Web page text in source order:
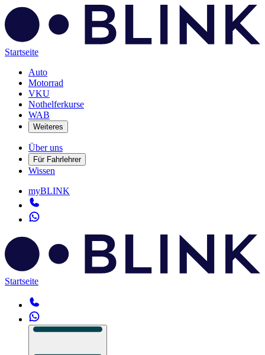
Startseite
Auto
Motorrad
VKU
Nothelferkurse
WAB
Weiteres
Über uns
Für Fahrlehrer
Wissen
myBLINK
Startseite